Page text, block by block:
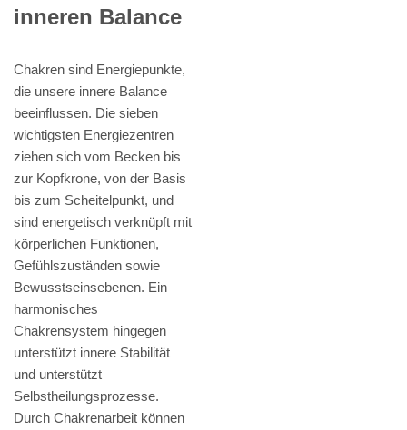
inneren Balance
Chakren sind Energiepunkte,
die unsere innere Balance
beeinflussen. Die sieben
wichtigsten Energiezentren
ziehen sich vom Becken bis
zur Kopfkrone, von der Basis
bis zum Scheitelpunkt, und
sind energetisch verknüpft mit
körperlichen Funktionen,
Gefühlszuständen sowie
Bewusstseinsebenen. Ein
harmonisches
Chakrensystem hingegen
unterstützt innere Stabilität
und unterstützt
Selbstheilungsprozesse.
Durch Chakrenarbeit können